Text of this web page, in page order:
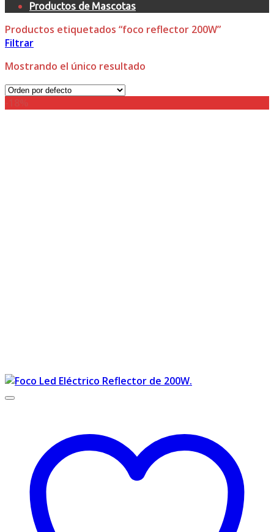
Productos de Mascotas
Productos etiquetados “foco reflector 200W”
Filtrar
Mostrando el único resultado